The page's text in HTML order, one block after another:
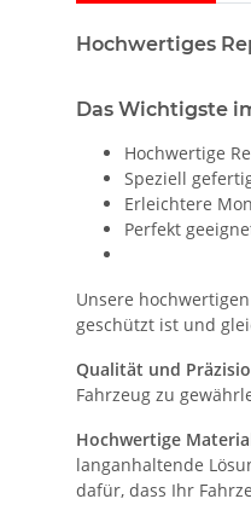
Hochwertiges
Das Wichtigste
Hochwertige
Speziell
Erleichtere
Perfekt
Unsere
geschützt ist und
Qualität und
Fahrzeug zu
Hochwertige
langanhaltende
dafür, dass Ihr